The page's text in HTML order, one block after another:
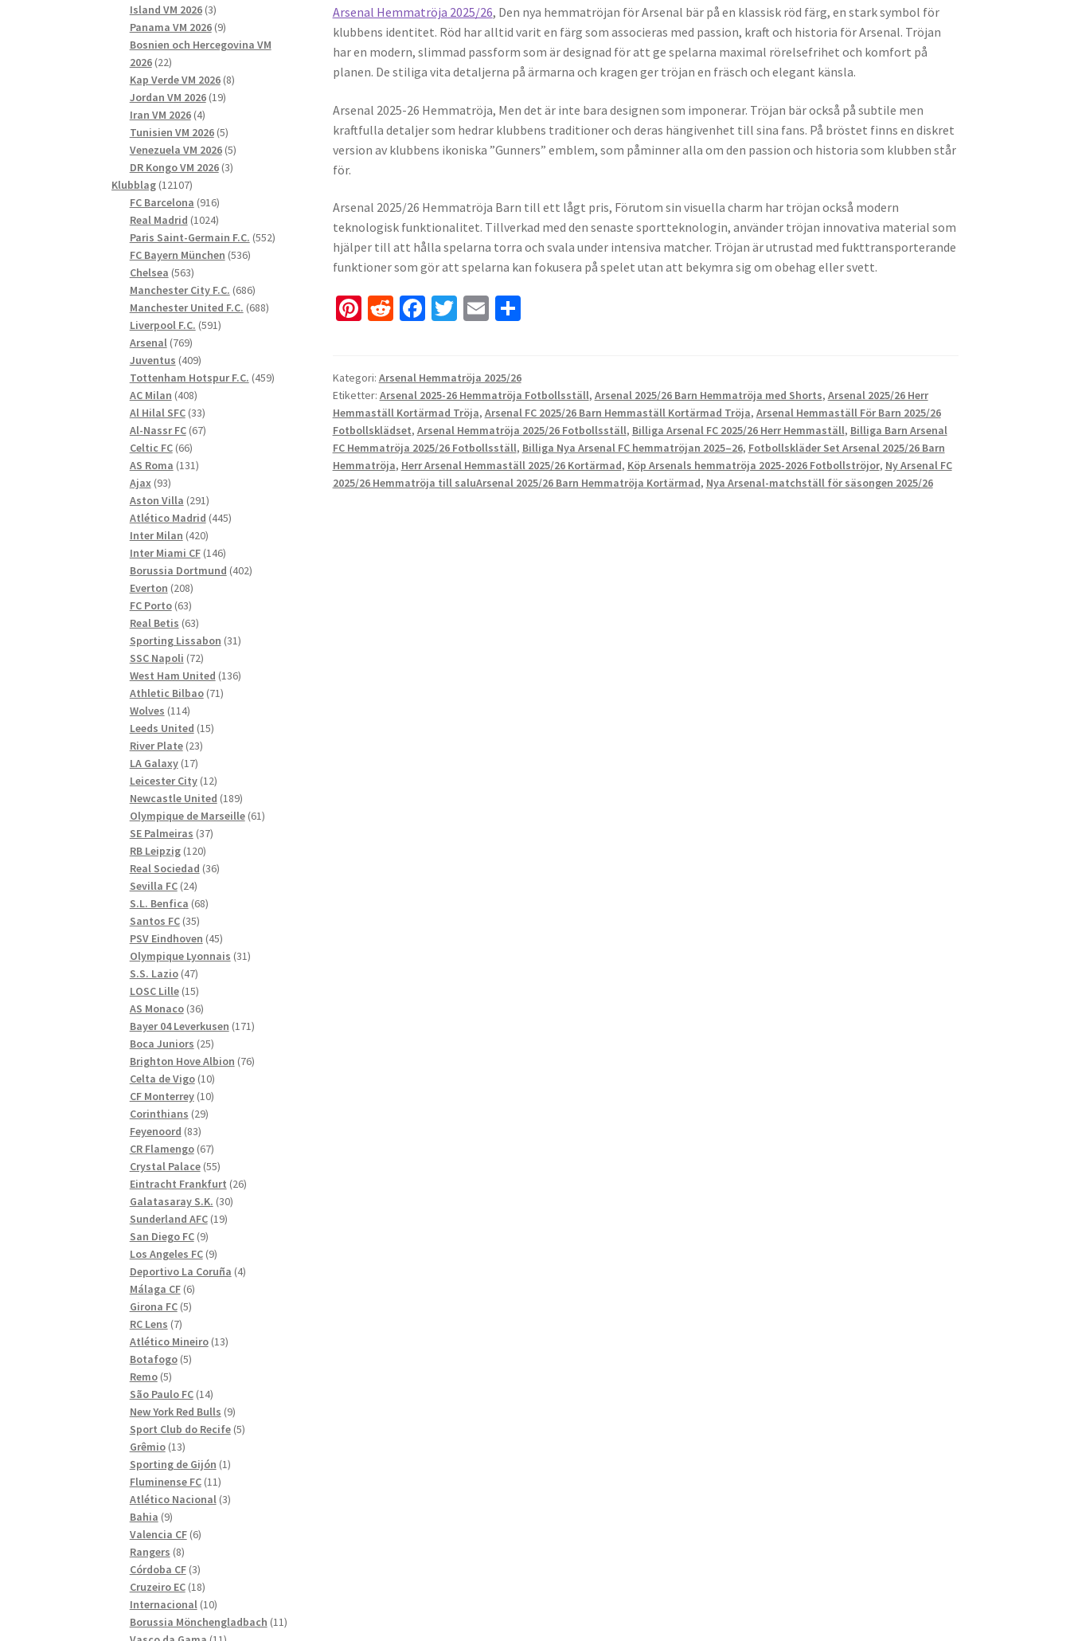
Arsenal Hemmatröja 2025/26, Den nya hemmatröjan för Arsenal bär på en klassisk röd färg, en stark symbol för
klubbens identitet. Röd har alltid varit en färg som associeras med passion, kraft och historia för Arsenal. Tröjan
har en modern, slimmad passform som är designad för att ge spelarna maximal rörelsefrihet och komfort på
planen. De stiliga vita detaljerna på ärmarna och kragen ger tröjan en fräsch och elegant känsla.
Arsenal 2025-26 Hemmatröja, Men det är inte bara designen som imponerar. Tröjan bär också på subtile men
kraftfulla detaljer som hedrar klubbens traditioner och deras hängivenhet till sina fans. På bröstet finns en diskret
version av klubbens ikoniska ”Gunners” emblem, som påminner alla om den passion och historia som klubben står
för.
Arsenal 2025/26 Hemmatröja Barn till ett lågt pris, Förutom sin visuella charm har tröjan också modern
teknologisk funktionalitet. Tillverkad med den senaste sportteknologin, använder tröjan innovativa material som
hjälper till att hålla spelarna torra och svala under intensiva matcher. Tröjan är utrustad med fukttransporterande
funktioner som gör att spelarna kan fokusera på spelet utan att bekymra sig om obehag eller svett.
Pi
es
t
R
di
t
Fa
o
o
k
T
er
E
l
D
Kategori: Arsenal Hemmatröja 2025/26
Etiketter: Arsenal 2025-26 Hemmatröja Fotbollsställ, Arsenal 2025/26 Barn Hemmatröja med Shorts, Arsenal 2025/26 Herr
Hemmaställ Kortärmad Tröja, Arsenal FC 2025/26 Barn Hemmaställ Kortärmad Tröja, Arsenal Hemmaställ För Barn 2025/26
Fotbollsklädset, Arsenal Hemmatröja 2025/26 Fotbollsställ, Billiga Arsenal FC 2025/26 Herr Hemmaställ, Billiga Barn Arsenal
FC Hemmatröja 2025/26 Fotbollsställ, Billiga Nya Arsenal FC hemmatröjan 2025–26, Fotbollskläder Set Arsenal 2025/26 Barn
Hemmatröja, Herr Arsenal Hemmaställ 2025/26 Kortärmad, Köp Arsenals hemmatröja 2025-2026 Fotbollströjor, Ny Arsenal FC
2025/26 Hemmatröja till saluArsenal 2025/26 Barn Hemmatröja Kortärmad, Nya Arsenal-matchställ för säsongen 2025/26
Island VM 2026 33
produkter
Panama VM 2026 99
produkter
Bosnien och Hercegovina VM
2026 2222
produkter
Kap Verde VM 2026 88
Jordan VM 2026 1919
Iran VM 2026 44
produkter
Tunisien VM 2026 55
produkter
Venezuela VM 2026 55
produkter
DR Kongo VM 2026 33
Klubblag 1210712107
produkter
FC Barcelona 916916
produkter
Real Madrid 10241024
produkter
Paris Saint-Germain F.C. 552552
FC Bayern München 536536
Chelsea 563563
produkter
Manchester City F.C. 686686
produkter
Manchester United F.C. 688688
Liverpool F.C. 591591
Arsenal 769769
produkter
Juventus 409409
produkter
Tottenham Hotspur F.C. 459459
AC Milan 408408
produkter
Al Hilal SFC 3333
produkter
Al-Nassr FC 6767
Celtic FC 6666
produkter
AS Roma 131131
Ajax 9393
produkter
Aston Villa 291291
produkter
Atlético Madrid 445445
Inter Milan 420420
produkter
Inter Miami CF 146146
produkter
Borussia Dortmund 402402
Everton 208208
produkter
FC Porto 6363
produkter
Real Betis 6363
produkter
Sporting Lissabon 3131
SSC Napoli 7272
produkter
West Ham United 136136
Athletic Bilbao 7171
Wolves 114114
produkter
Leeds United 1515
River Plate 2323
LA Galaxy 1717
produkter
Leicester City 1212
produkter
Newcastle United 189189
produkter
Olympique de Marseille 6161
SE Palmeiras 3737
RB Leipzig 120120
produkter
Real Sociedad 3636
Sevilla FC 2424
produkter
S.L. Benfica 6868
Santos FC 3535
produkter
PSV Eindhoven 4545
produkter
Olympique Lyonnais 3131
S.S. Lazio 4747
produkter
LOSC Lille 1515
produkter
AS Monaco 3636
produkter
Bayer 04 Leverkusen 171171
Boca Juniors 2525
produkter
Brighton Hove Albion 7676
Celta de Vigo 1010
produkter
CF Monterrey 1010
Corinthians 2929
Feyenoord 8383
produkter
CR Flamengo 6767
produkter
Crystal Palace 5555
produkter
Eintracht Frankfurt 2626
Galatasaray S.K. 3030
Sunderland AFC 1919
San Diego FC 99
produkter
Los Angeles FC 99
produkter
Deportivo La Coruña 44
Málaga CF 66
produkter
Girona FC 55
RC Lens 77
produkter
Atlético Mineiro 1313
Botafogo 55
Remo 55
produkter
São Paulo FC 1414
produkter
New York Red Bulls 99
produkter
Sport Club do Recife 55
Grêmio 1313
produkter
Sporting de Gijón 11
Fluminense FC 1111
produkter
Atlético Nacional 33
Bahia 99
produkter
Valencia CF 66
Rangers 88
produkter
Córdoba CF 33
produkter
Cruzeiro EC 1818
produkter
Internacional 1010
produkter
Borussia Mönchengladbach 1111